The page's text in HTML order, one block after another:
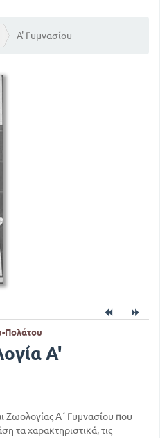
Α' Γυμνασίου
Πολάτου
Α'
Ζωολογίας Α΄ Γυμνασίου που
τα χαρακτηριστικά, τις